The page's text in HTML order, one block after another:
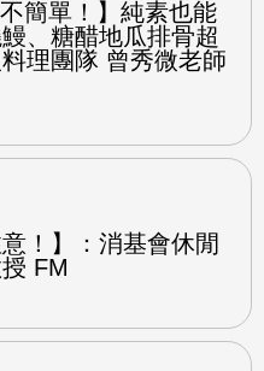
簡單！】純素也能
、糖醋地瓜排骨超
理團隊 曾秀微老師
！】：消基會休閒
FM